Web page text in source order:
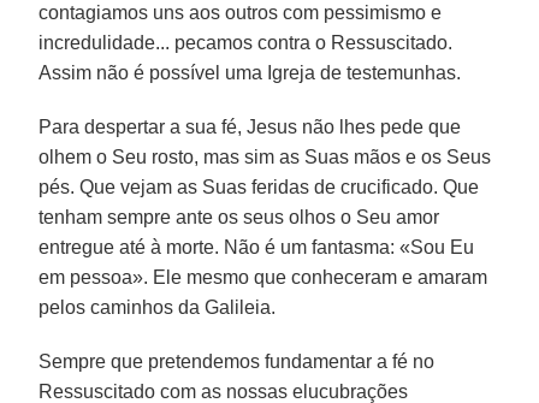
contagiamos uns aos outros com pessimismo e
incredulidade... pecamos contra o Ressuscitado.
Assim não é possível uma Igreja de testemunhas.
Para despertar a sua fé, Jesus não lhes pede que
olhem o Seu rosto, mas sim as Suas mãos e os Seus
pés. Que vejam as Suas feridas de crucificado. Que
tenham sempre ante os seus olhos o Seu amor
entregue até à morte. Não é um fantasma: «Sou Eu
em pessoa». Ele mesmo que conheceram e amaram
pelos caminhos da Galileia.
Sempre que pretendemos fundamentar a fé no
Ressuscitado com as nossas elucubrações